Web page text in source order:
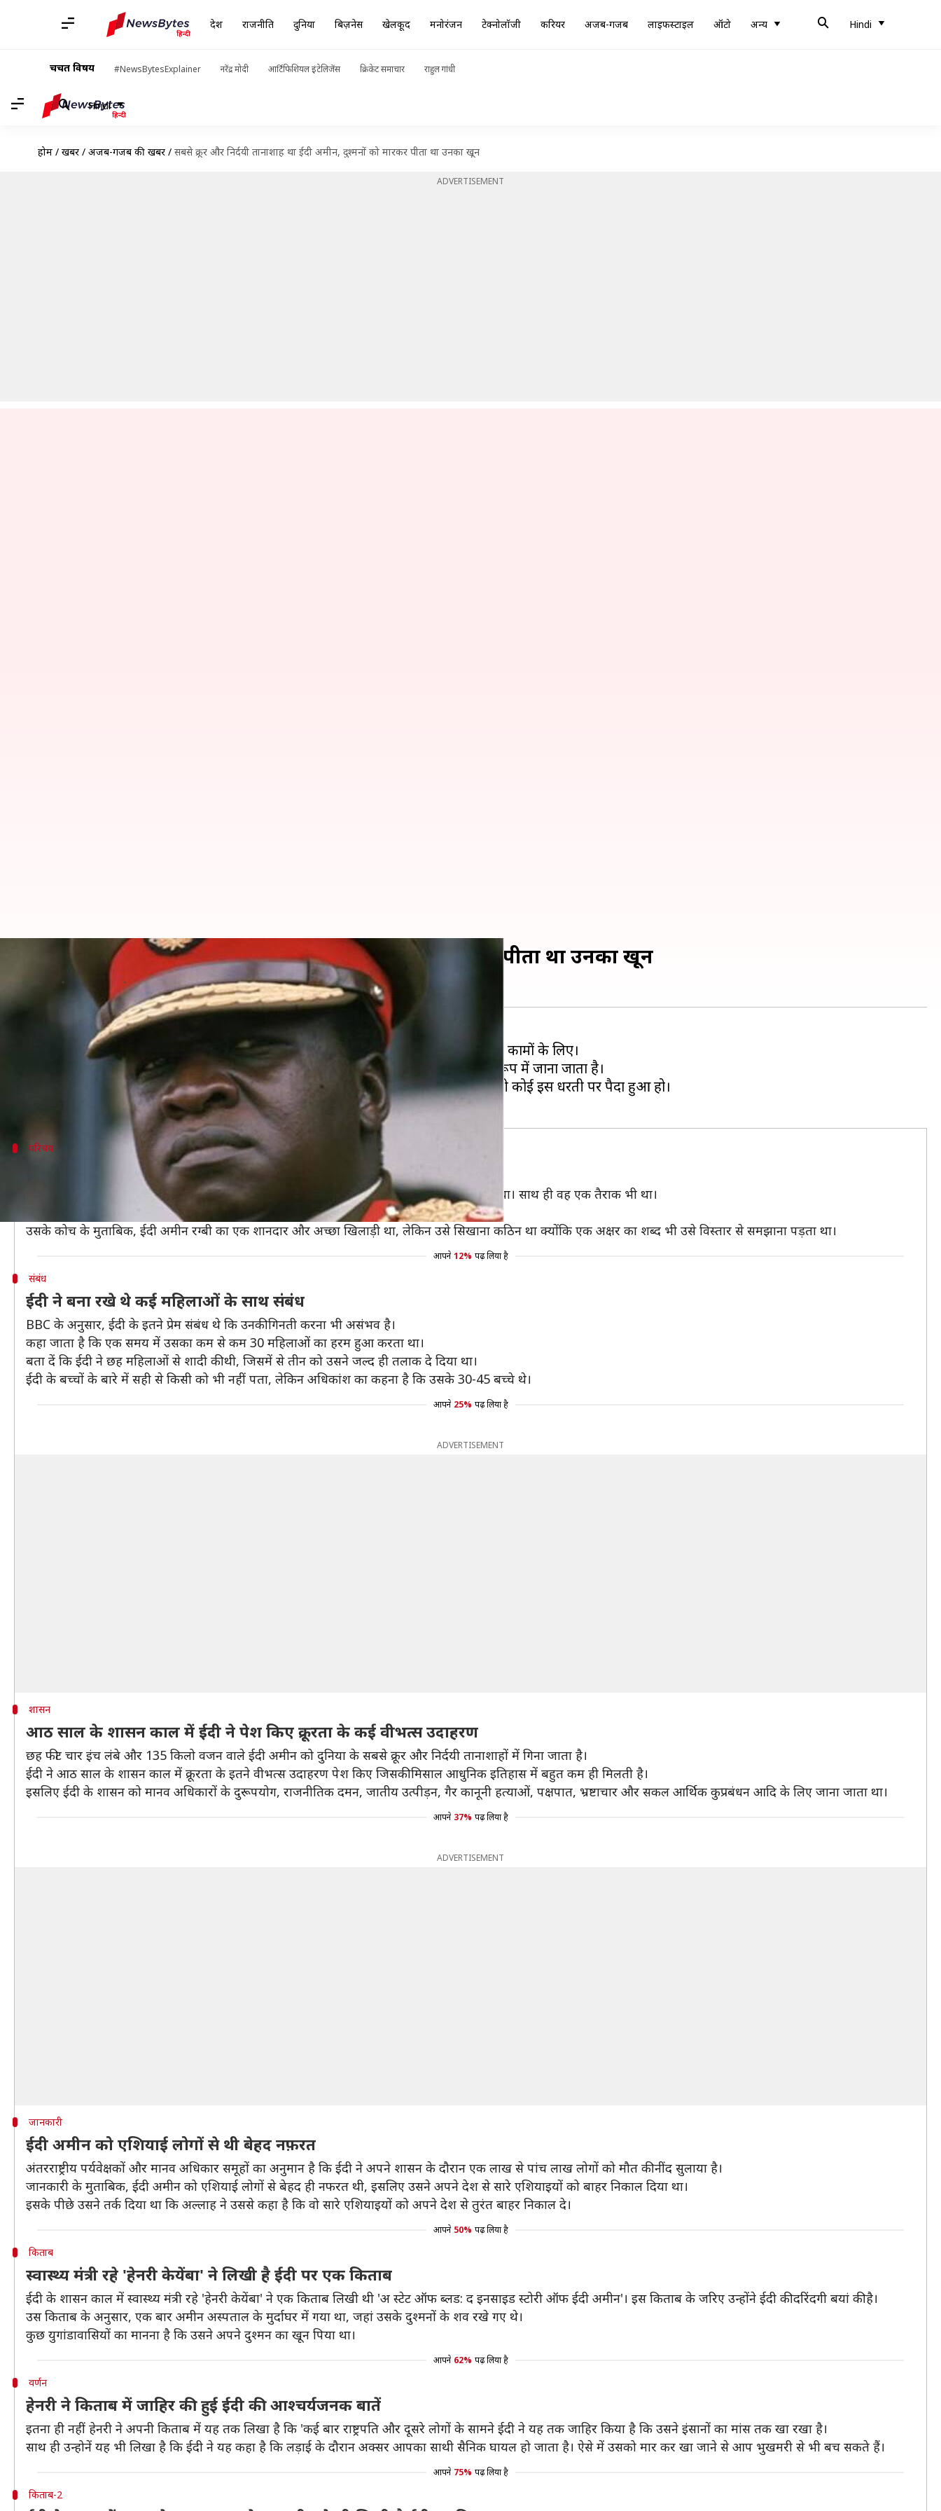
देश राजनीति दुनिया बिज़नेस खेलकूद मनोरंजन टेक्नोलॉजी करियर अजब-गजब लाइफस्टाइल ऑटो अन्य Hindi
चर्चित विषय #NewsBytesExplainer नरेंद्र मोदी आर्टिफिशियल इंटेलिजेंस क्रिकेट समाचार राहुल गांधी
Hindi
होम / खबरें / अजब-गजब की खबरें / सबसे क्रूर और निर्दयी तानाशाह था ईदी अमीन, दुश्मनों को मारकर पीता था उनका खून
ADVERTISEMENT
सबसे क्रूर और निर्दयी तानाशाह था ईदी अमीन, दुश्मनों को मारकर पीता था उनका खून
Feb 14, 2020 06:50 pm
दुनिया के इतिहास में कई लोगों के नाम दर्ज हैं, जिनमें से कुछ अच्छे कामों के लिए जाने गए तो कुछ बुरे कामों के लिए।
ऐसे में आज हम आपको एक ऐसे शख्स के बारे में बताने जा रहे हैं, जो क्रूर और निर्दयी तानाशाह के रूप में जाना जाता है।
दरअसल, हम बात कर रहे हैं युगांडा के तानाशाह ईदी अमीन के बारे में, जिसके जैसा निर्दयी शायद ही कोई इस धरती पर पैदा हुआ हो।
परिचय
रग्बी का एक शानदार खिलाड़ी था ईदी अमीन
शक्तिशाली शरीर की वजह से ईदी अमीन 1951 से 1960 तक युगांडा का लाइट हैवीवेट बॉक्सिंग चैंपियन था। साथ ही वह एक तैराक भी था।
इसके अलावा ईदी एक खतरनाक रग्बी फॉरवर्ड भी था क्योंकि वो शानदार तरीके से रग्बी खेलता था।
उसके कोच के मुताबिक, ईदी अमीन रग्बी का एक शानदार और अच्छा खिलाड़ी था, लेकिन उसे सिखाना कठिन था क्योंकि एक अक्षर का शब्द भी उसे विस्तार से समझाना पड़ता था।
आपने 12% पढ़ लिया है
संबंध
ईदी ने बना रखे थे कई महिलाओं के साथ संबंध
BBC के अनुसार, ईदी के इतने प्रेम संबंध थे कि उनकी गिनती करना भी असंभव है।
कहा जाता है कि एक समय में उसका कम से कम 30 महिलाओं का हरम हुआ करता था।
बता दें कि ईदी ने छह महिलाओं से शादी की थी, जिसमें से तीन को उसने जल्द ही तलाक दे दिया था।
ईदी के बच्चों के बारे में सही से किसी को भी नहीं पता, लेकिन अधिकांश का कहना है कि उसके 30-45 बच्चे थे।
आपने 25% पढ़ लिया है
ADVERTISEMENT
शासन
आठ साल के शासन काल में ईदी ने पेश किए क्रूरता के कई वीभत्स उदाहरण
छह फीट चार इंच लंबे और 135 किलो वजन वाले ईदी अमीन को दुनिया के सबसे क्रूर और निर्दयी तानाशाहों में गिना जाता है।
ईदी ने आठ साल के शासन काल में क्रूरता के इतने वीभत्स उदाहरण पेश किए जिसकी मिसाल आधुनिक इतिहास में बहुत कम ही मिलती है।
इसलिए ईदी के शासन को मानव अधिकारों के दुरूपयोग, राजनीतिक दमन, जातीय उत्पीड़न, गैर कानूनी हत्याओं, पक्षपात, भ्रष्टाचार और सकल आर्थिक कुप्रबंधन आदि के लिए जाना जाता था।
आपने 37% पढ़ लिया है
ADVERTISEMENT
जानकारी
ईदी अमीन को एशियाई लोगों से थी बेहद नफ़रत
अंतरराष्ट्रीय पर्यवेक्षकों और मानव अधिकार समूहों का अनुमान है कि ईदी ने अपने शासन के दौरान एक लाख से पांच लाख लोगों को मौत की नींद सुलाया है।
जानकारी के मुताबिक, ईदी अमीन को एशियाई लोगों से बेहद ही नफरत थी, इसलिए उसने अपने देश से सारे एशियाइयों को बाहर निकाल दिया था।
इसके पीछे उसने तर्क दिया था कि अल्लाह ने उससे कहा है कि वो सारे एशियाइयों को अपने देश से तुरंत बाहर निकाल दे।
आपने 50% पढ़ लिया है
किताब
स्वास्थ्य मंत्री रहे 'हेनरी केयेंबा' ने लिखी है ईदी पर एक किताब
ईदी के शासन काल में स्वास्थ्य मंत्री रहे 'हेनरी केयेंबा' ने एक किताब लिखी थी 'अ स्टेट ऑफ ब्लड: द इनसाइड स्टोरी ऑफ ईदी अमीन'। इस किताब के जरिए उन्होंने ईदी की दरिंदगी बयां की है।
उस किताब के अनुसार, एक बार अमीन अस्पताल के मुर्दाघर में गया था, जहां उसके दुश्मनों के शव रखे गए थे।
कुछ युगांडावासियों का मानना है कि उसने अपने दुश्मन का खून पिया था।
आपने 62% पढ़ लिया है
वर्णन
हेनरी ने किताब में जाहिर की हुई ईदी की आश्चर्यजनक बातें
इतना ही नहीं हेनरी ने अपनी किताब में यह तक लिखा है कि 'कई बार राष्ट्रपति और दूसरे लोगों के सामने ईदी ने यह तक जाहिर किया है कि उसने इंसानों का मांस तक खा रखा है।
साथ ही उन्होनें यह भी लिखा है कि ईदी ने यह कहा है कि लड़ाई के दौरान अक्सर आपका साथी सैनिक घायल हो जाता है। ऐसे में उसको मार कर खा जाने से आप भुखमरी से भी बच सकते हैं।
आपने 75% पढ़ लिया है
किताब-2